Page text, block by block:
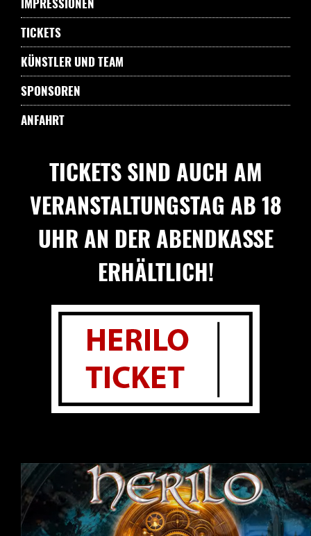
TICKETS
KÜNSTLER UND TEAM
SPONSOREN
ANFAHRT
TICKETS SIND AUCH AM
VERANSTALTUNGSTAG AB 18
UHR AN DER ABENDKASSE
ERHÄLTLICH!